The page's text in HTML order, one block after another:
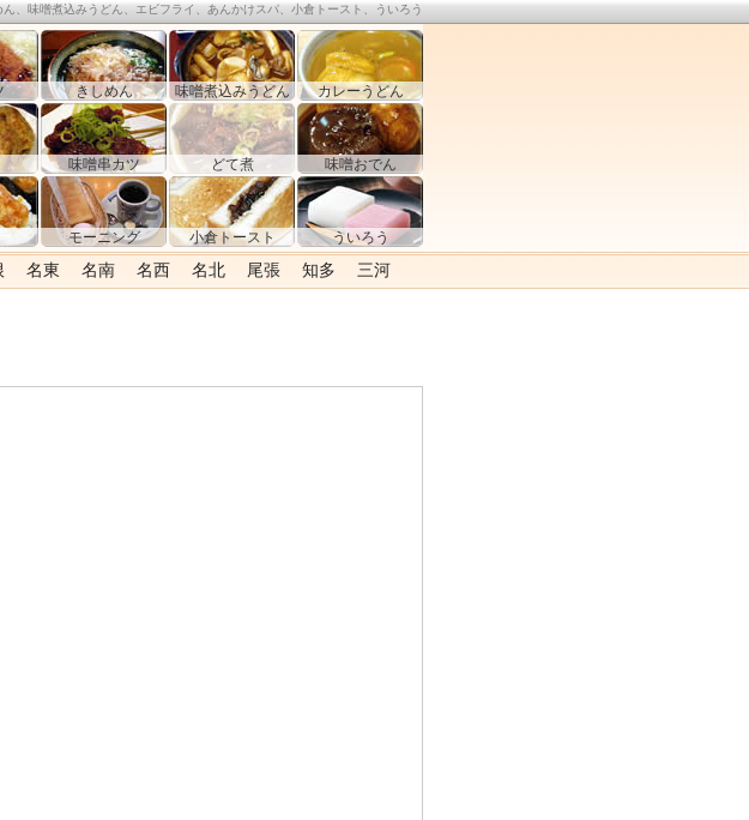
、味噌煮込みうどん、エビフライ、あんかけスパ、小倉トースト、ういろう
きしめん 味噌煮込みうどん カレーうどん
味噌串カツ どて煮 味噌おでん
モーニング 小倉トースト ういろう
名東 名南 名西 名北 尾張 知多 三河